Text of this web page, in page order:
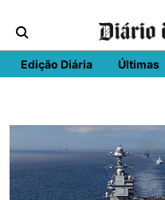
Edição Diária Últimas